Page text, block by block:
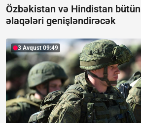
Özbəkistan və Hindistan
əlaqələri genişləndirəcək
3 Avqust 09:49